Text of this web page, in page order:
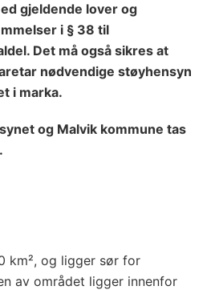
gjeldende lover og
i § 38 til
Det må også sikres at
nødvendige støyhensyn
i marka.
og Malvik kommune tas
km², og ligger sør for
av området ligger innenfor